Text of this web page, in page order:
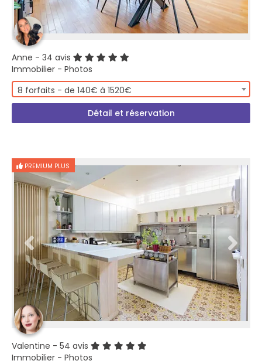
Anne - 34 avis
Immobilier - Photos
8 forfaits - de 140€ à 1520€
Détail et réservation
PREMIUM PLUS
Valentine - 54 avis
Immobilier - Photos